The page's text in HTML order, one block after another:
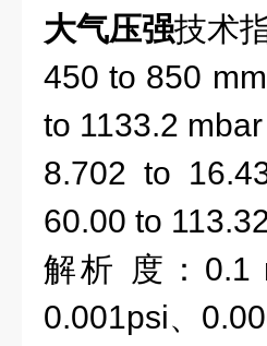
大气压强技术
450 to 850
to 1133.2 mbar
8.702 to
60.00 to
解析
度： 0.1
0.001psi、